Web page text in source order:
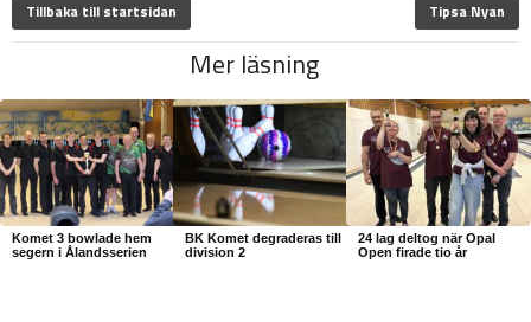
Tillbaka till startsidan Tipsa Nyan
Mer läsning
Komet 3 bowlade hem
segern i Ålandsserien
BK Komet degraderas till
division 2
24 lag deltog när Opal
Open firade tio år